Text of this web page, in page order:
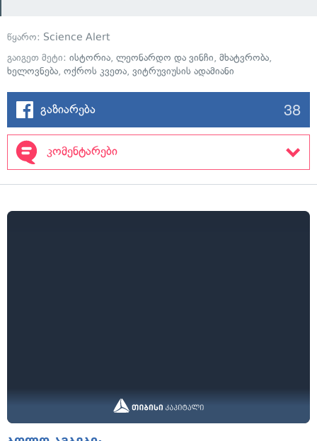
წყარო: Science Alert
გაიგეთ მეტი: ისტორია, ლეონარდო და ვინჩი, მხატვრობა,
ხელოვნება, ოქროს კვეთა, ვიტრუვიუსის ადამიანი
გაზიარება 38
კომენტარები